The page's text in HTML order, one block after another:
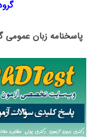
پاسخنامه زبان عمومی